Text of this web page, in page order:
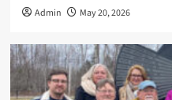
Admin May 20, 2026